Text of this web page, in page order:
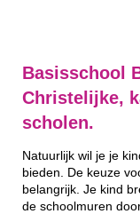
Basisschool
Christelijke,
scholen.
Natuurlijk wil je je
bieden. De keuze
belangrijk. Je kind
de schoolmuren